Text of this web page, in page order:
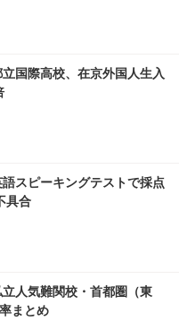
立国際高校、在京外国人生入
語スピーキングテストで採点
具合
立人気難関校・首都圏（東
まとめ